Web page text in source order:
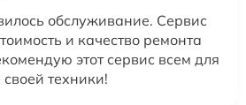
обслуживание. Сервис
и качество ремонта
этот сервис всем для
техники!